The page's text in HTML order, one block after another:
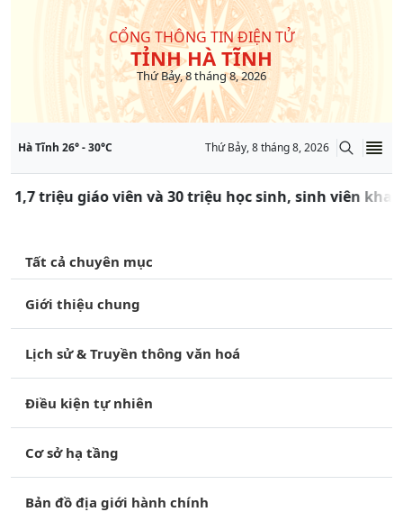
CỔNG THÔNG TIN ĐIỆN TỬ
TỈNH HÀ TĨNH
Thứ Bảy, 8 tháng 8, 2026
Hà Tĩnh 26° -30°C Thứ Bảy, 8 tháng 8, 2026
1,7 triệu giáo viên và 30 triệu học sinh, sinh viên khai
Tất cả chuyên mục
Giới thiệu chung
Lịch sử & Truyền thông văn hoá
Điều kiện tự nhiên
Cơ sở hạ tầng
Bản đồ địa giới hành chính